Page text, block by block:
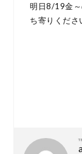
明日8/19金
ち寄りくだ